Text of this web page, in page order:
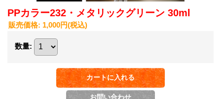
PPカラー232・メタリックグリーン 30ml
販売価格: 1,000円(税込)
数量: